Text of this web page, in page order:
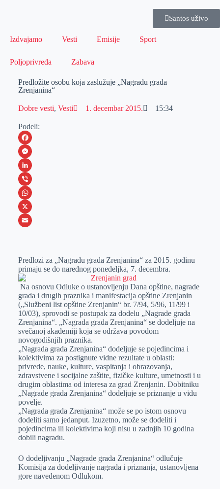
Santos uživo
Izdvajamo Vesti Emisije Sport
Poljoprivreda Zabava
Predložite osobu koja zaslužuje „Nagradu grada
Zrenjanina“
Dobre vesti, Vesti 1. decembar 2015. 15:34
Podeli:
F
a
c
e
b
o
M
e
s
s
e
e
r
L
i
n
k
I
n
V
i
b
W
h
s
A
p
p
X
a
i
Predlozi za „Nagradu grada Zrenjanina“ za 2015. godinu
primaju se do narednog ponedeljka, 7. decembra.
Na osnovu Odluke o ustanovljenju Dana opštine, nagrade
grada i drugih praznika i manifestacija opštine Zrenjanin
(„Službeni list opštine Zrenjanin“ br. 7/94, 5/96, 11/99 i
10/03), sprovodi se postupak za dodelu „Nagrade grada
Zrenjanina“. „Nagrada grada Zrenjanina“ se dodeljuje na
svečanoj akademiji koja se održava povodom
novogodišnjih praznika.
„Nagrada grada Zrenjanina“ dodeljuje se pojedincima i
kolektivima za postignute vidne rezultate u oblasti:
privrede, nauke, kulture, vaspitanja i obrazovanja,
zdravstvene i socijalne zaštite, fizičke kulture, umetnosti i u
drugim oblastima od interesa za grad Zrenjanin. Dobitniku
„Nagrade grada Zrenjanina“ dodeljuje se priznanje u vidu
povelje.
„Nagrada grada Zrenjanina“ može se po istom osnovu
dodeliti samo jedanput. Izuzetno, može se dodeliti i
pojedincima ili kolektivima koji nisu u zadnjih 10 godina
dobili nagradu.
O dodeljivanju „Nagrade grada Zrenjanina“ odlučuje
Komisija za dodeljivanje nagrada i priznanja, ustanovljena
gore navedenom Odlukom.